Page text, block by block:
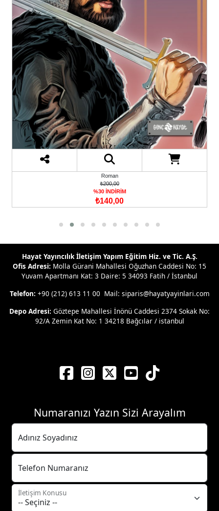
Roman
₺200,00
%30 İNDİRİM
₺140,00
Hayat Yayıncılık İletişim Yapım Eğitim Hiz. ve Tic. A.Ş.
Ofis Adresi: Molla Gürani Mahallesi Oğuzhan Caddesi No: 15
Yuvam Apartmanı Kat: 3 Daire: 5 34093 Fatih / İstanbul
Telefon: +90 (212) 613 11 00 Mail: siparis@hayatyayinlari.com
Depo Adresi: Göztepe Mahallesi İnönü Caddesi 2374 Sokak No:
92/A Zemin Kat No: 1 34218 Bağcılar / istanbul
Numaranızı Yazın Sizi Arayalım
Adınız Soyadınız
Telefon Numaranız
İletişim Konusu